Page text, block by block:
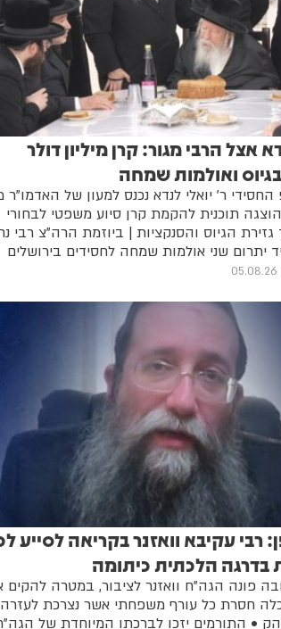
אצל הרבי מגור: קרן מיליון דולר
ואולמות שמחה
החסידי ר' יואלי לנדא נכנס למעון של האדמו"ר
תוכנית להקמת קרן סיוע משפטי לבחורי
גזירת הגיוס והסנקציות | ביוזמת הרה"צ רבי
יתרום שני אולמות שמחה לחסידים בירושלים
05.08.26
רבי עקיבא וואזנר בקריאה לסייע
הלכתית כיתומה
פונה הגה"ח וואזנר לציבור, במטרה להקים
חסרת כל עורף משפחתי אשר נצרכת לעזרה
• התורמים יזכו לברכתו המיוחדת של